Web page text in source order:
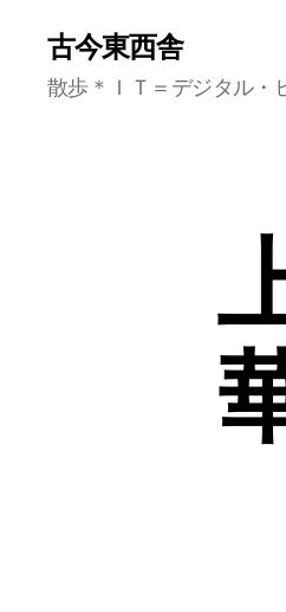
古今東西舎
散歩＊ＩＴ＝デジタル・